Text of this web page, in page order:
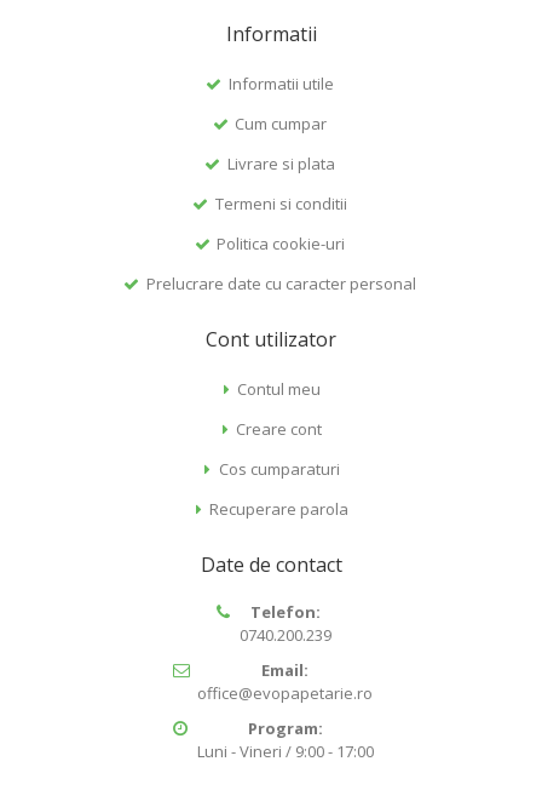
Informatii
Informatii utile
Cum cumpar
Livrare si plata
Termeni si conditii
Politica cookie-uri
Prelucrare date cu caracter personal
Cont utilizator
Contul meu
Creare cont
Cos cumparaturi
Recuperare parola
Date de contact
Telefon:
0740.200.239
Email:
office@evopapetarie.ro
Program:
Luni - Vineri / 9:00 - 17:00